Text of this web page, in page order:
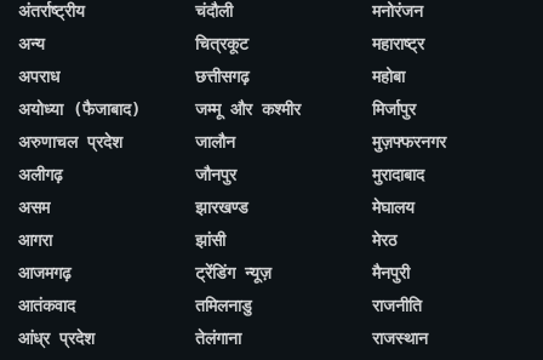
अंतर्राष्ट्रीय
अन्य
अपराध
अयोध्या (फैजाबाद)
अरुणाचल प्रदेश
अलीगढ़
असम
आगरा
आजमगढ़
आतंकवाद
आंध्र प्रदेश
चंदौली
चित्रकूट
छत्तीसगढ़
जम्मू और कश्मीर
जालौन
जौनपुर
झारखण्ड
झांसी
ट्रेंडिंग न्यूज़
तमिलनाडु
तेलंगाना
मनोरंजन
महाराष्ट्र
महोबा
मिर्जापुर
मुज़फ्फरनगर
मुरादाबाद
मेघालय
मेरठ
मैनपुरी
राजनीति
राजस्थान